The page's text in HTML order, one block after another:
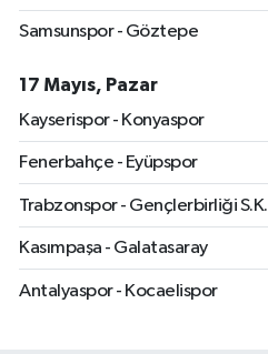
Samsunspor - Göztepe
17 Mayıs, Pazar
Kayserispor - Konyaspor
Fenerbahçe - Eyüpspor
Trabzonspor - Gençlerbirliği S.K.
Kasımpaşa - Galatasaray
Antalyaspor - Kocaelispor